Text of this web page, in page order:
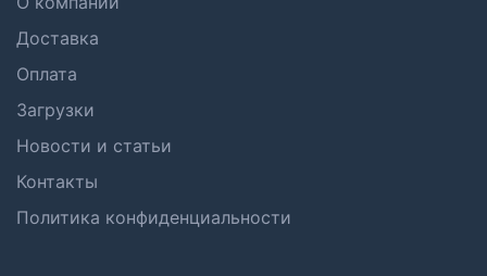
Доставка
Оплата
Загрузки
Новости и статьи
Контакты
Политика конфиденциальности